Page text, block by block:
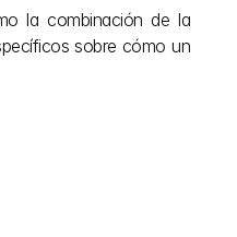
la combinación de la
sobre cómo un